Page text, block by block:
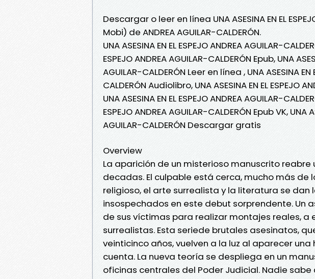
Descargar o leer en línea UNA ASESINA EN EL
Mobi) de ANDREA AGUILAR-CALDERÓN.
UNA ASESINA EN EL ESPEJO ANDREA AGUILAR-
ESPEJO ANDREA AGUILAR-CALDERÓN Epub, UNA
AGUILAR-CALDERÓN Leer en línea , UNA ASESINA EN
CALDERÓN Audiolibro, UNA ASESINA EN EL ESPEJO
UNA ASESINA EN EL ESPEJO ANDREA AGUILAR-
ESPEJO ANDREA AGUILAR-CALDERÓN Epub VK, UNA
AGUILAR-CALDERÓN Descargar gratis
Overview
La aparición de un misterioso manuscrito
decadas. El culpable está cerca, mucho más de
religioso, el arte surrealista y la literatura se
insospechados en este debut sorprendente. Un
de sus víctimas para realizar montajes reales, a
surrealistas. Esta seriede brutales asesinatos,
veinticinco años, vuelven a la luz al aparecer
cuenta. La nueva teoría se despliega en un
oficinas centrales del Poder Judicial. Nadie sabe